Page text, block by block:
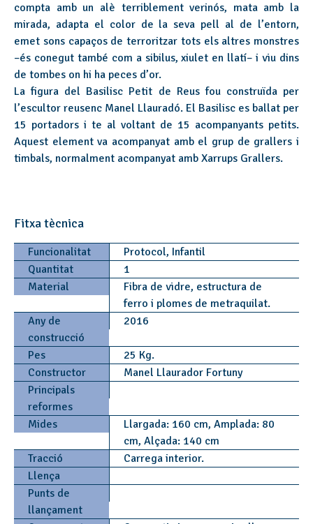
compta amb un alè terriblement verinós, mata amb la
mirada, adapta el color de la seva pell al de l’entorn,
emet sons capaços de terroritzar tots els altres monstres
–és conegut també com a sibilus, xiulet en llatí– i viu dins
de tombes on hi ha peces d’or.
La figura del Basilisc Petit de Reus fou construïda per
l’escultor reusenc Manel Llauradó. El Basilisc es ballat per
15 portadors i te al voltant de 15 acompanyants petits.
Aquest element va acompanyat amb el grup de grallers i
timbals, normalment acompanyat amb Xarrups Grallers.
Fitxa tècnica
Funcionalitat
Protocol, Infantil
Quantitat
1
Material
Fibra de vidre, estructura de
ferro i plomes de metraquilat.
Any de
construcció
2016
Pes
25 Kg.
Constructor
Manel Llaurador Fortuny
Principals
reformes
Mides
Llargada: 160 cm, Amplada: 80
cm, Alçada: 140 cm
Tracció
Carrega interior.
Llença
Punts de
llançament